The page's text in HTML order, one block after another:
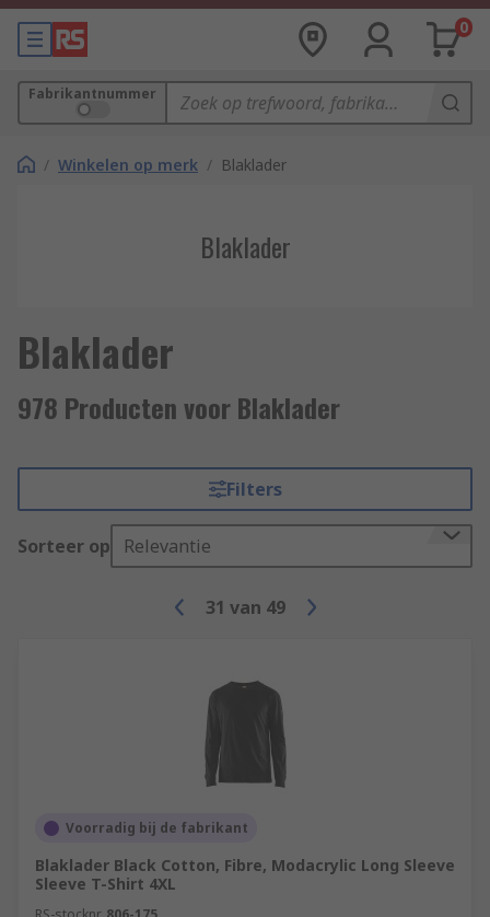
0
Fabrikantnummer
/ Winkelen op merk / Blaklader
Blaklader
Blaklader
978 Producten voor Blaklader
Filters
Sorteer op Relevantie
31 van 49
Voorradig bij de fabrikant
Blaklader Black Cotton, Fibre, Modacrylic Long Sleeve
Sleeve T-Shirt 4XL